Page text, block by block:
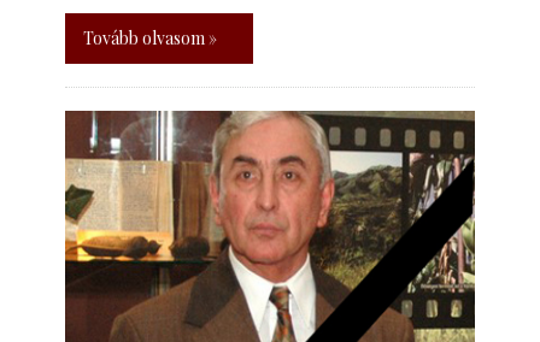
Tovább olvasom »